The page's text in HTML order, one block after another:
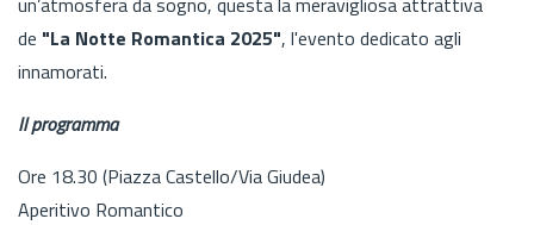
de "La Notte Romantica 2025", l'evento dedicato agli
innamorati.
Il programma
Ore 18.30 (Piazza Castello/Via Giudea)
Aperitivo Romantico